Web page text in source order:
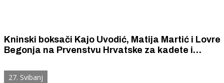
Kninski boksači Kajo Uvodić, Matija Martić i Lovre
Begonja na Prvenstvu Hrvatske za kadete i
27. Svibanj